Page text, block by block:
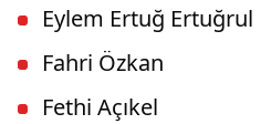
Eylem Ertuğ Ertuğrul
Fahri Özkan
Fethi Açıkel